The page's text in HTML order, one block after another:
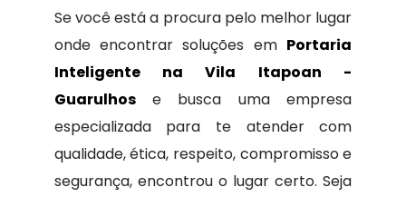
Se você está a procura pelo melhor lugar
onde encontrar soluções em Portaria
Inteligente na Vila Itapoan -
Guarulhose busca uma empresa
especializada para te atender com
qualidade, ética, respeito, compromisso e
segurança, encontrou o lugar certo. Seja